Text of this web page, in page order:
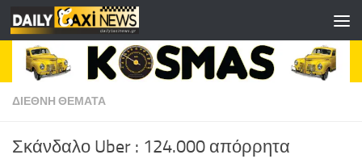
Skip to content
ΔΙΕΘΝΗ ΘΕΜΑΤΑ
Σκάνδαλο Uber : 124.000 απόρρητα